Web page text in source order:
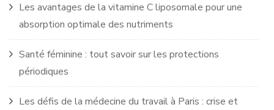
Les avantages de la vitamine C liposomale pour une
absorption optimale des nutriments
Santé féminine : tout savoir sur les protections
périodiques
Les défis de la médecine du travail à Paris : crise et